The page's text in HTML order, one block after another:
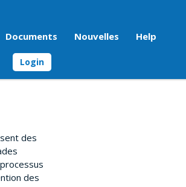
Documents Nouvelles Help
Login
des
des